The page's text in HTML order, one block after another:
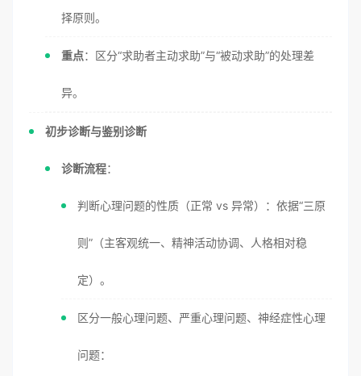
择原则。
重点：区分“求助者主动求助”与“被动求助”的处理差
异。
初步诊断与鉴别诊断
诊断流程：
判断心理问题的性质（正常 vs 异常）：依据“三原
则”（主客观统一、精神活动协调、人格相对稳
定）。
区分一般心理问题、严重心理问题、神经症性心理
问题：